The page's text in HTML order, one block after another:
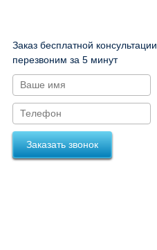
Заказ бесплатной консультации
перезвоним за 5 минут
Заказать звонок